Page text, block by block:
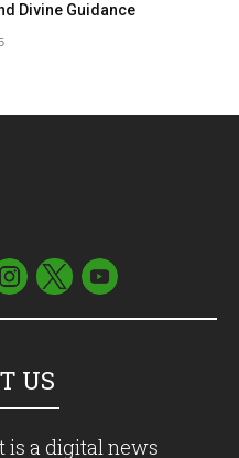
Divine Guidance
US
is a digital news